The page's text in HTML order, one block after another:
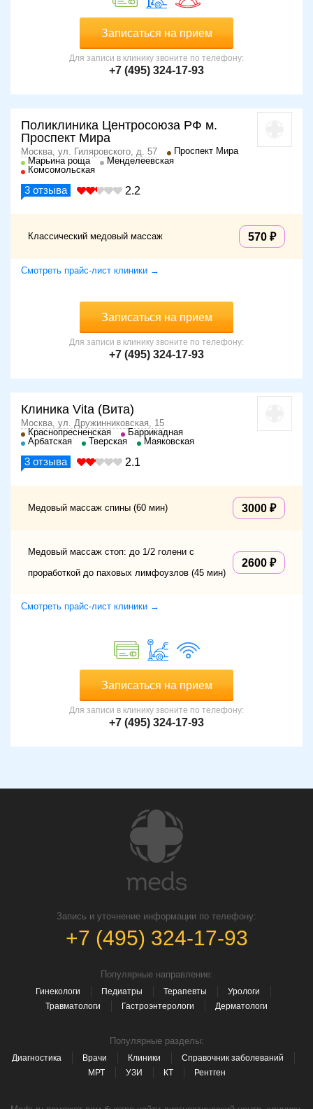
Записаться на прием
Для записи в клинику звоните по телефону:
+7 (495) 324-17-93
Поликлиника Центросоюза РФ м.
Проспект Мира
Москва, ул. Гиляровского, д. 57
Проспект Мира
Марьина роща
Менделеевская
Комсомольская
3 отзыва 2.2
Классический медовый массаж 570
Смотреть прайс-лист клиники →
Записаться на прием
Для записи в клинику звоните по телефону:
+7 (495) 324-17-93
Клиника Vita (Вита)
Москва, ул. Дружинниковская, 15
Краснопресненская
Баррикадная
Арбатская
Тверская Маяковская
3 отзыва 2.1
Медовый массаж спины (60 мин) 3000
Медовый массаж стоп: до 1/2 голени с
проработкой до паховых лимфоузлов (45 мин)
2600
Смотреть прайс-лист клиники →
Записаться на прием
Для записи в клинику звоните по телефону:
+7 (495) 324-17-93
Запись и уточнение информации по телефону:
+7 (495) 324-17-93
Популярные направление:
Гинекологи Педиатры Терапевты
Урологи
Травматологи
Гастроэнтерологи Дерматологи
Популярные разделы:
Диагностика Врачи Клиники
Справочник заболеваний
МРТ
УЗИ КТ Рентген